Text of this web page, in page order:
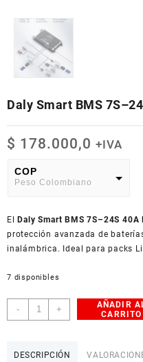
Daly Smart BMS
$ 178.000,0 +IVA
COP
Peso Colombiano
American Dollar
El Daly Smart BMS 7S–24S
protección avanzada de
inalámbrica. Ideal para packs
7 disponibles
-
Daly
Smart
+
AÑADIR
CARRITO
DESCRIPCIÓN